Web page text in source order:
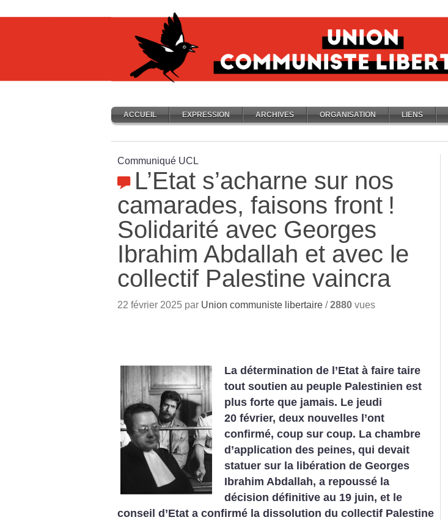
ACCUEIL EXPRESSION ARCHIVES ORGANISATION LIENS
Communiqué UCL
L’Etat s’acharne sur nos
camarades, faisons front !
Solidarité avec Georges
Ibrahim Abdallah et avec le
collectif Palestine vaincra
22 février 2025 par Union communiste libertaire /2880 vues
La détermination de l’Etat à faire taire
tout soutien au peuple Palestinien est
plus forte que jamais. Le jeudi
20 février, deux nouvelles l’ont
confirmé, coup sur coup. La chambre
d’application des peines, qui devait
statuer sur la libération de Georges
Ibrahim Abdallah, a repoussé la
décision définitive au 19 juin, et le
conseil d’Etat a confirmé la dissolution du collectif Palestine